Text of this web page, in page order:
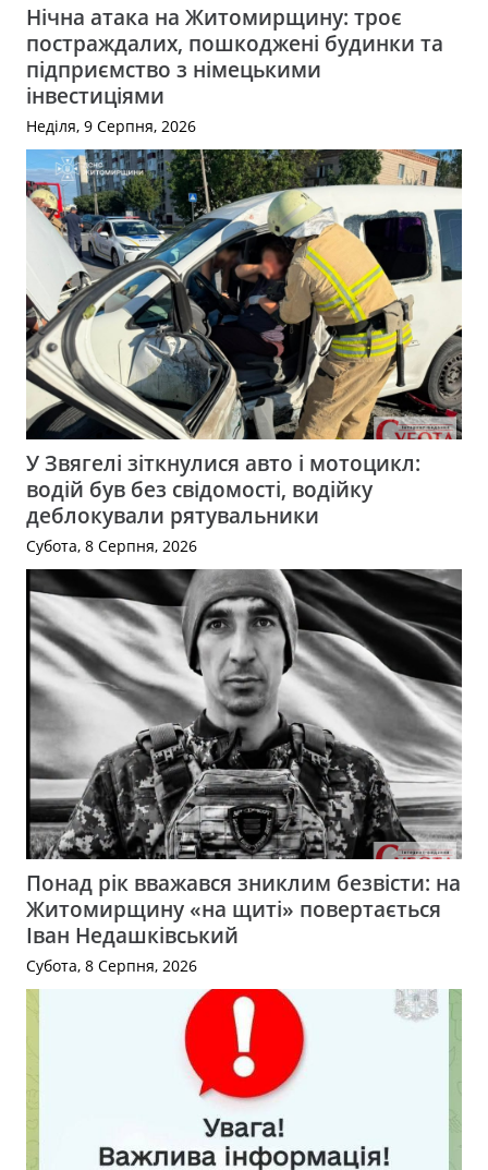
Нічна атака на Житомирщину: троє
постраждалих, пошкоджені будинки та
підприємство з німецькими
інвестиціями
Неділя, 9 Серпня, 2026
У Звягелі зіткнулися авто і мотоцикл:
водій був без свідомості, водійку
деблокували рятувальники
Субота, 8 Серпня, 2026
Понад рік вважався зниклим безвісти: на
Житомирщину «на щиті» повертається
Іван Недашківський
Субота, 8 Серпня, 2026